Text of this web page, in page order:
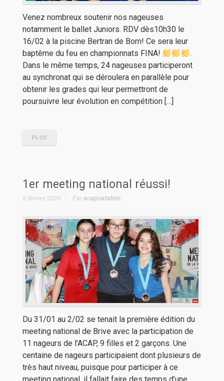
Venez nombreux soutenir nos nageuses
notamment le ballet Juniors. RDV dès10h30 le
16/02 à la piscine Bertran de Born! Ce sera leur
baptême du feu en championnats FINA!
.
Dans le même temps, 24 nageuses participeront
au synchronat qui se déroulera en parallèle pour
obtenir les grades qui leur permettront de
poursuivre leur évolution en compétition […]
PLUS
1er meeting national réussi!
6 février 2020 Paracapnatation
Du 31/01 au 2/02 se tenait la première édition du
meeting national de Brive avec la participation de
11 nageurs de l’ACAP, 9 filles et 2 garçons. Une
centaine de nageurs participaient dont plusieurs de
très haut niveau, puisque pour participer à ce